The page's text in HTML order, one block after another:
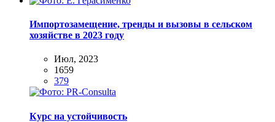
Импортозамещение, тренды и вызовы в сельском
хозяйстве в 2023 году
Июл, 2023
1659
379
Курс на устойчивость